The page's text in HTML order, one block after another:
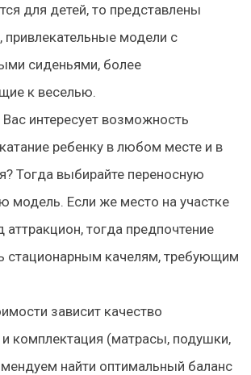
для детей, то представлены
привлекательные модели с
сиденьями, более
к веселью.
интересует возможность
ребенку в любом месте и в
Тогда выбирайте переносную
модель. Если же место на участке
тогда предпочтение
стационарным качелям, требующим
зависит качество
комплектация (матрасы, подушки,
найти оптимальный баланс